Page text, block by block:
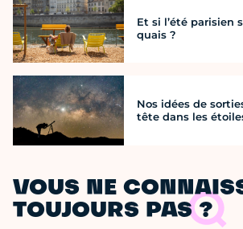
Et si l’été parisien
quais ?
Nos idées de
tête dans les
VOUS NE
TOUJOURS PAS ?